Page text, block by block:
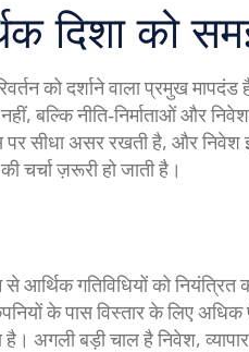
दिशा को
को दर्शाने वाला प्रमुख मापदंड
नीति‑निर्माताओं और
पर सीधा असर रखती है, और
चर्चा ज़रूरी हो जाती है।
आर्थिक गतिविधियों को नियंत्रित
के पास विस्तार के लिए
है। अगली बड़ी चाल हैनिवेश,